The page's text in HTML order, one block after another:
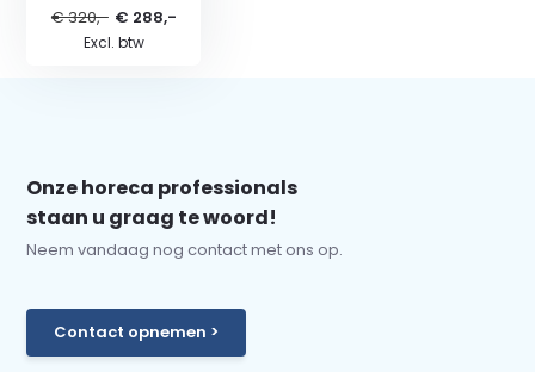
€ 320,- € 288,-
Excl. btw
Onze horeca professionals
staan u graag te woord!
Neem vandaag nog contact met ons op.
Contact opnemen >